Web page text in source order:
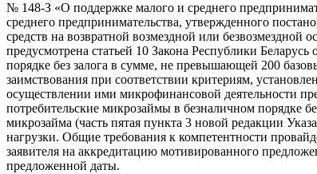
№ 148-З «О поддержке малого и среднего
среднего предпринимательства, утвержденного
средств на возвратной возмездной или
предусмотрена статьей 10 Закона Республики
порядке без залога в сумме, не превышающей 200
заимствования при соответствии критериям,
осуществлении ими микрофинансовой деятельности
потребительские микрозаймы в безналичном порядке
микрозайма (часть пятая пункта 3 новой редакции
нагрузки. Общие требования к компетентности
заявителя на аккредитацию мотивированного
предложенной даты.